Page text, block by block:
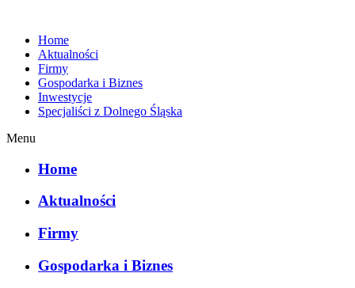
Home
Aktualności
Firmy
Gospodarka i Biznes
Inwestycje
Specjaliści z Dolnego Śląska
Menu
Home
Aktualności
Firmy
Gospodarka i Biznes